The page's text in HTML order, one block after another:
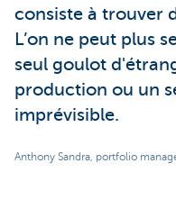
consiste à trouver
L’on ne peut plus
seul goulot
production ou un
imprévisible.
Anthony Sandra, portfolio